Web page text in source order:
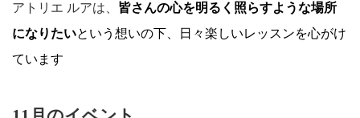
アトリエ ルアは、 皆さんの心を明るく照らすような場所
になりたいという想いの下、日々楽しいレッスンを心がけ
ています